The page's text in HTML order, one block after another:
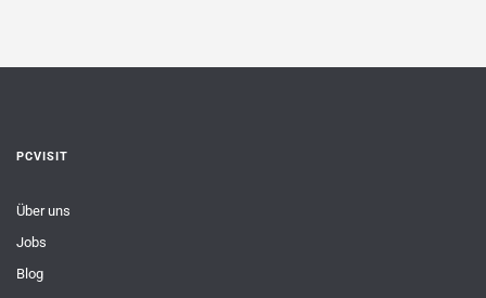
PCVISIT
Über uns
Jobs
Blog